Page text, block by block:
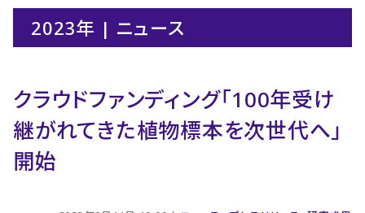
2023年 | ニュース
クラウドファンディング「100年受け
継がれてきた植物標本を次世代へ」
開始